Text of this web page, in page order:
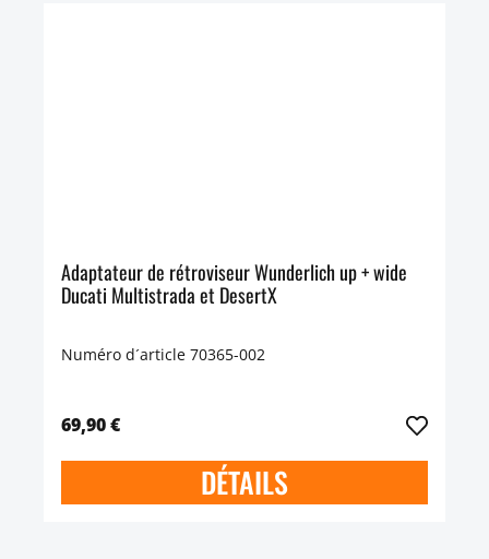
Adaptateur de rétroviseur Wunderlich up + wide
Ducati Multistrada et DesertX
Numéro d´article 70365-002
69,90 €
DÉTAILS